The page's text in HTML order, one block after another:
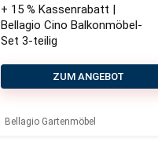
+ 15 % Kassenrabatt |
Bellagio Cino Balkonmöbel-
Set 3-teilig
ZUM ANGEBOT
Bellagio Gartenmöbel